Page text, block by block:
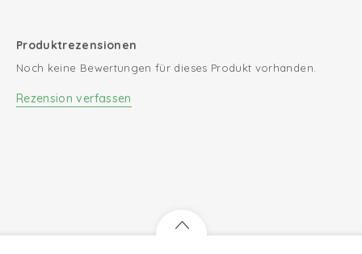
Produktrezensionen
Noch keine Bewertungen für dieses Produkt vorhanden.
Rezension verfassen